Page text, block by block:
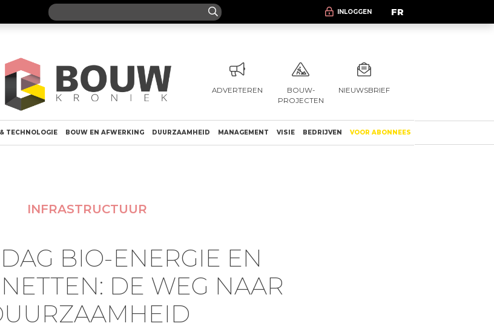
INLOGGEN FR
ADVERTEREN
BOUW-
PROJECTEN
NIEUWSBRIEF
TECHNOLOGIE BOUW EN AFWERKING DUURZAAMHEID MANAGEMENT VISIE BEDRIJVEN VOOR ABONNEES
INFRASTRUCTUUR
BIO-ENERGIE EN
DE WEG NAAR